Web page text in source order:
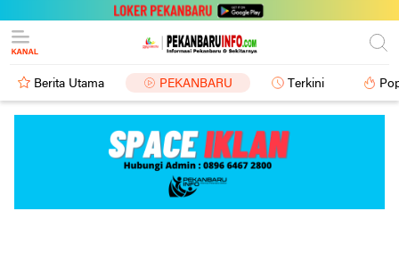
Berita Utama PEKANBARU Terkini